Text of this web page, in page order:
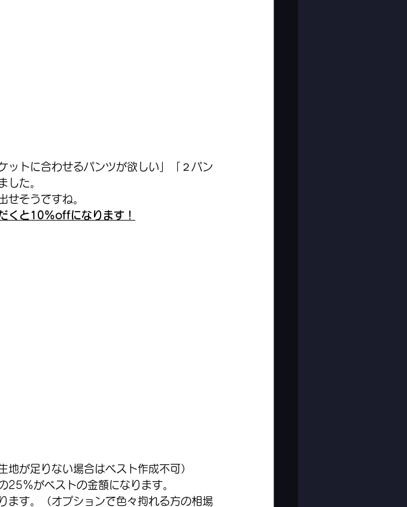
ットに合わせるパンツが欲しい」「２パン
した。
せそうですね。
くと10%offになります！
が足りない場合はベスト作成不可）
25%がベストの金額になります。
ます。（オプションで色々拘れる方の相場